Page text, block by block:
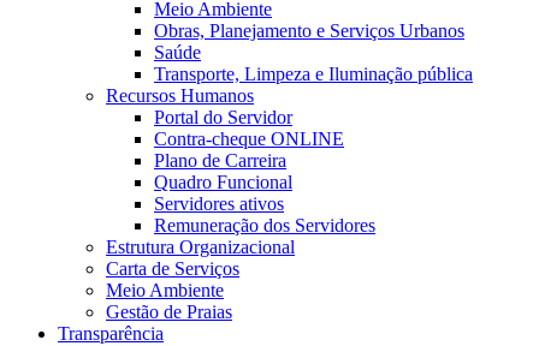
Meio Ambiente
Obras, Planejamento e Serviços Urbanos
Saúde
Transporte, Limpeza e Iluminação pública
Recursos Humanos
Portal do Servidor
Contra-cheque ONLINE
Plano de Carreira
Quadro Funcional
Servidores ativos
Remuneração dos Servidores
Estrutura Organizacional
Carta de Serviços
Meio Ambiente
Gestão de Praias
Transparência